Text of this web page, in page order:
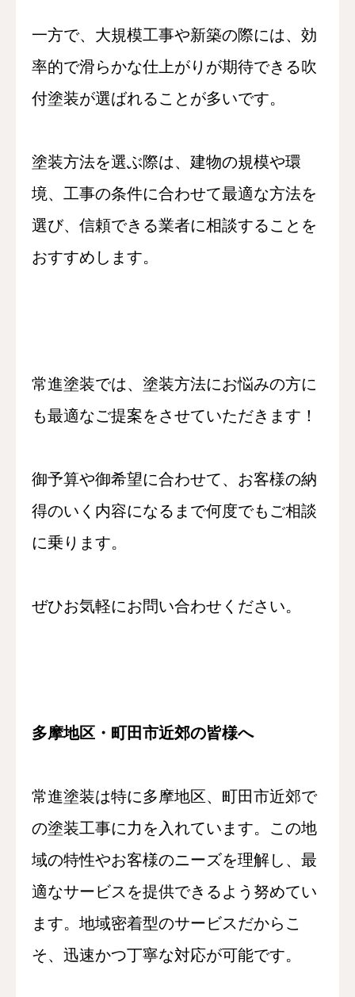
一方で、大規模工事や新築の際には、効
率的で滑らかな仕上がりが期待できる吹
付塗装が選ばれることが多いです。
塗装方法を選ぶ際は、建物の規模や環
境、工事の条件に合わせて最適な方法を
選び、信頼できる業者に相談することを
おすすめします。
常進塗装では、塗装方法にお悩みの方に
も最適なご提案をさせていただきます！
御予算や御希望に合わせて、お客様の納
得のいく内容になるまで何度でもご相談
に乗ります。
ぜひお気軽にお問い合わせください。
多摩地区・町田市近郊の皆様へ
常進塗装は特に多摩地区、町田市近郊で
の塗装工事に力を入れています。この地
域の特性やお客様のニーズを理解し、最
適なサービスを提供できるよう努めてい
ます。地域密着型のサービスだからこ
そ、迅速かつ丁寧な対応が可能です。